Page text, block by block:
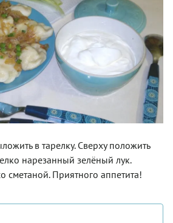
в тарелку. Сверху положить
нарезанный зелёный лук.
сметаной. Приятного аппетита!